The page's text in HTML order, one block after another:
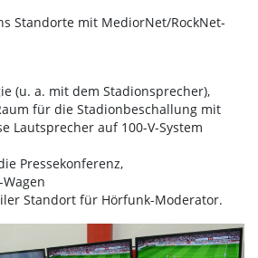
Standorte mit MediorNet/RockNet-
(u. a. mit dem Stadionsprecher),
für die Stadionbeschallung mit
Lautsprecher auf 100-V-System
Pressekonferenz,
Standort für Hörfunk-Moderator.